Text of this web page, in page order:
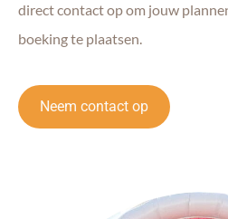
direct contact op om jouw
boeking te plaatsen.
Neem contact op